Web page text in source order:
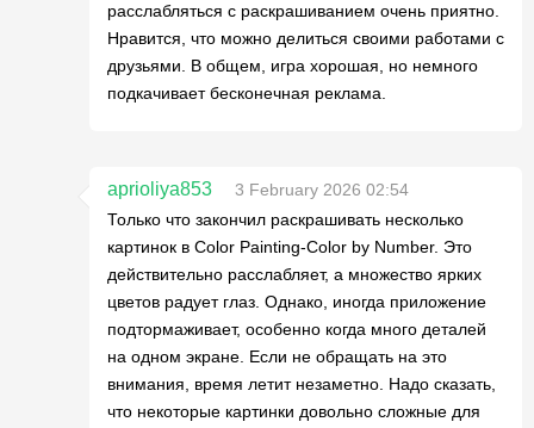
расслабляться с раскрашиванием очень приятно.
Нравится, что можно делиться своими работами с
друзьями. В общем, игра хорошая, но немного
подкачивает бесконечная реклама.
aprioliya853
3 February 2026 02:54
Только что закончил раскрашивать несколько
картинок в Color Painting-Color by Number. Это
действительно расслабляет, а множество ярких
цветов радует глаз. Однако, иногда приложение
подтормаживает, особенно когда много деталей
на одном экране. Если не обращать на это
внимания, время летит незаметно. Надо сказать,
что некоторые картинки довольно сложные для